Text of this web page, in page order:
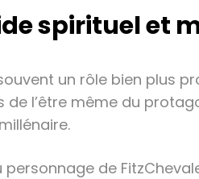
spirituel et
un rôle bien plus
l’être même du
de